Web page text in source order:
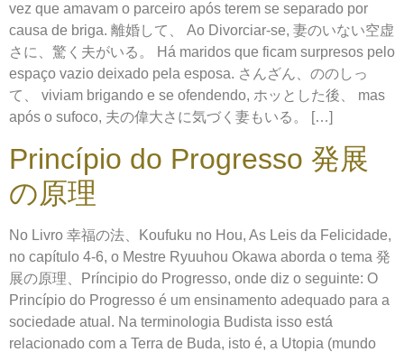
vez que amavam o parceiro após terem se separado por
causa de briga. 離婚して、 Ao Divorciar-se, 妻のいない空虚
さに、驚く夫がいる。 Há maridos que ficam surpresos pelo
espaço vazio deixado pela esposa. さんざん、ののしっ
て、 viviam brigando e se ofendendo, ホッとした後、 mas
após o sufoco, 夫の偉大さに気づく妻もいる。 […]
Princípio do Progresso 発展
の原理
No Livro 幸福の法、Koufuku no Hou, As Leis da Felicidade,
no capítulo 4-6, o Mestre Ryuuhou Okawa aborda o tema 発
展の原理、Príncipio do Progresso, onde diz o seguinte: O
Princípio do Progresso é um ensinamento adequado para a
sociedade atual. Na terminologia Budista isso está
relacionado com a Terra de Buda, isto é, a Utopia (mundo